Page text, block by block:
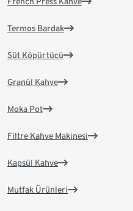
Termos Bardak
Süt Köpürtücü
Granül Kahve
Moka Pot
Filtre Kahve Makinesi
Kapsül Kahve
Mutfak Ürünleri